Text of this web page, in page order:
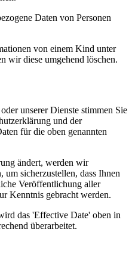
Daten von Personen
von einem Kind unter
wir diese umgehend löschen.
unserer Dienste stimmen Sie
und der
für die oben genannten
ändert, werden wir
um sicherzustellen, dass Ihnen
Veröffentlichung aller
Kenntnis gebracht werden.
das 'Effective Date' oben in
überarbeitet.